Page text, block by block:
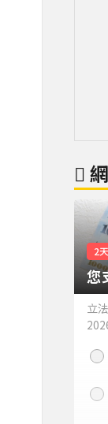
2
您
立
持